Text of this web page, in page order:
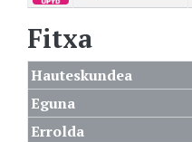
Fitxa
Hauteskundea
Eguna
Errolda